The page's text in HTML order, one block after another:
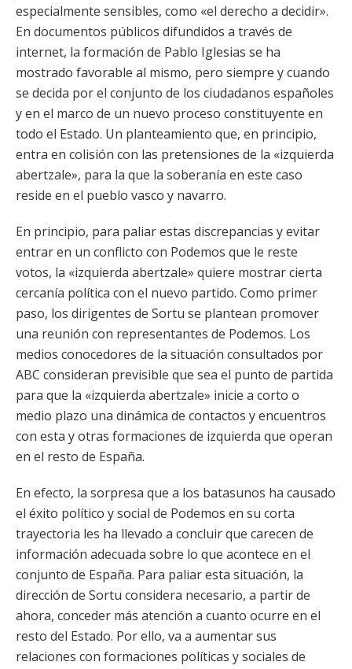
especialmente sensibles, como «el derecho a decidir».
En documentos públicos difundidos a través de
internet, la formación de Pablo Iglesias se ha
mostrado favorable al mismo, pero siempre y cuando
se decida por el conjunto de los ciudadanos españoles
y en el marco de un nuevo proceso constituyente en
todo el Estado. Un planteamiento que, en principio,
entra en colisión con las pretensiones de la «izquierda
abertzale», para la que la soberanía en este caso
reside en el pueblo vasco y navarro.
En principio, para paliar estas discrepancias y evitar
entrar en un conflicto con Podemos que le reste
votos, la «izquierda abertzale» quiere mostrar cierta
cercanía política con el nuevo partido. Como primer
paso, los dirigentes de Sortu se plantean promover
una reunión con representantes de Podemos. Los
medios conocedores de la situación consultados por
ABC consideran previsible que sea el punto de partida
para que la «izquierda abertzale» inicie a corto o
medio plazo una dinámica de contactos y encuentros
con esta y otras formaciones de izquierda que operan
en el resto de España.
En efecto, la sorpresa que a los batasunos ha causado
el éxito político y social de Podemos en su corta
trayectoria les ha llevado a concluir que carecen de
información adecuada sobre lo que acontece en el
conjunto de España. Para paliar esta situación, la
dirección de Sortu considera necesario, a partir de
ahora, conceder más atención a cuanto ocurre en el
resto del Estado. Por ello, va a aumentar sus
relaciones con formaciones políticas y sociales de